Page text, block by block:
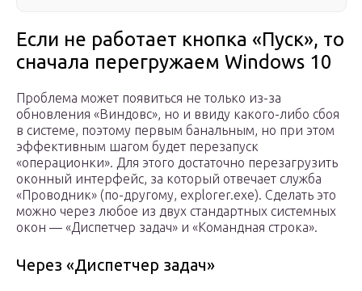
Если не работает кнопка «Пуск», то
сначала перегружаем Windows 10
Проблема может появиться не только из-за
обновления «Виндовс», но и ввиду какого-либо сбоя
в системе, поэтому первым банальным, но при этом
эффективным шагом будет перезапуск
«операционки». Для этого достаточно перезагрузить
оконный интерфейс, за который отвечает служба
«Проводник» (по-другому, explorer.exe). Сделать это
можно через любое из двух стандартных системных
окон — «Диспетчер задач» и «Командная строка».
Через «Диспетчер задач»